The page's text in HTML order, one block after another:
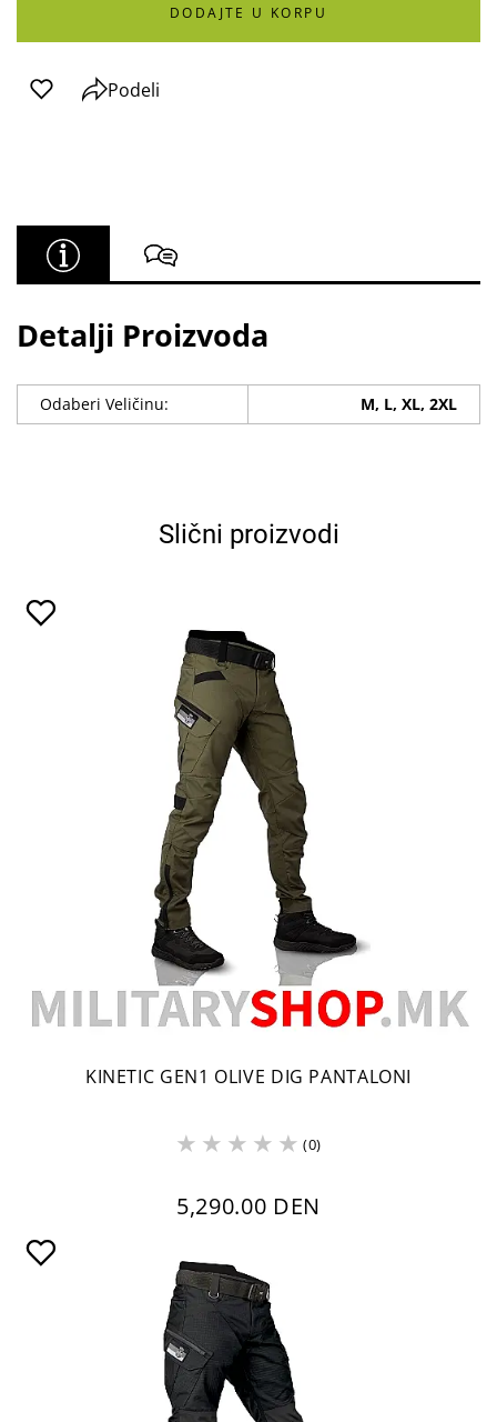
DODAJTE U KORPU
Podeli
Detalji Proizvoda
Odaberi Veličinu: M, L, XL, 2XL
Slični proizvodi
KINETIC GEN1 OLIVE DIG PANTALONI
(0)
5,290.00 DEN